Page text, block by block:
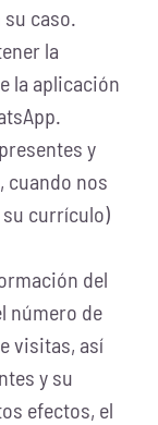
caso.
la
la aplicación
y
cuando nos
currículo)
del
número de
visitas, así
y su
efectos, el